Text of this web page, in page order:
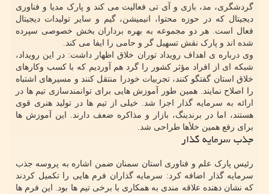
گردشگری، مد، بازی و آی تی فعالیت می کند و پارک مدیا و فناوری
دیجیتال که در حوزه محتوا، انیمیشن، گیم و سایر تولیدات دیجیتال
فعال است. هر دو مجموعه به بهره برداران بخش خصوصی سپرده
شده اند و پارک نقش تسهیل گر و حامی را ایفا می کند.
وی درباره ی اهداف رویداد توران خلاق اظهار داشت: در این رویداد،
شبکه ای از افراد مؤثر کشور را گرد هم آوردیم که با کسب وکارهای
خلاق استان گفتگو کنند، تجربیات خودرا منتقل کنند و مسیرهای اشتباه
را اصلاح نمایند. همین طور آموزش هایی برای توانمندسازی تیم ها در
ارائه به سرمایه گذار اجرا شد. خیلی از تیم ها در تولید هنری قوی
هستند، اما در برندینگ، بازار و مذاکره ضعف دارند. این آموزش ها
برای رفع همین خلأها طراحی شد.
جذب سرمایه گذار
رئیس پارک علم و فناوری استان سمنان ضمن اشاره به پروسه جذب
سرمایه گذار اضافه کرد: سرمایه گذاران فرم هایی را تکمیل کردند
که نشان دهنده علاقه مندی به همکاری با برخی تیم ها بود. این فرم ها